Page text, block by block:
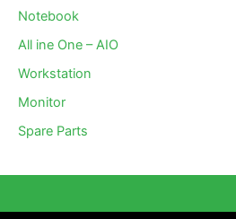
Notebook
All ine One – AIO
Workstation
Monitor
Spare Parts